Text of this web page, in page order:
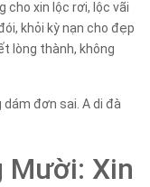
cho xin lộc rơi, lộc vãi
khỏi kỳ nạn cho đẹp
lòng thành, không
đơn sai. A di đà
Mười: Xin